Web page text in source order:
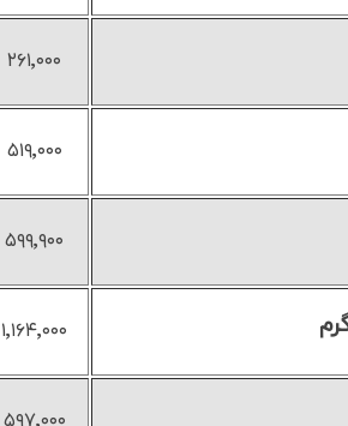
۲۶۱٬۰۰۰
۵۱۹٬۰۰۰
۵۹۹٬۹۰۰
۱٬۱۶۴٬۰۰۰
۵۹۷٬۰۰۰